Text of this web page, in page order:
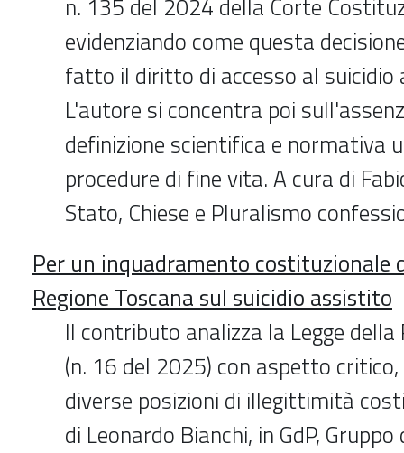
evidenziando come questa
fatto il diritto di accesso al
L'autore si concentra poi
definizione scientifica e normativa
procedure di fine vita. A cura di
Stato, Chiese e Pluralismo
Per un inquadramento costituzionale
Regione Toscana sul suicidio assistito
Il contributo analizza la Legge della
(n. 16 del 2025) con aspetto
diverse posizioni di illegittimità
di Leonardo Bianchi, in GdP,